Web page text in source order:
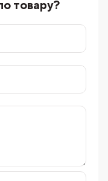
товару?